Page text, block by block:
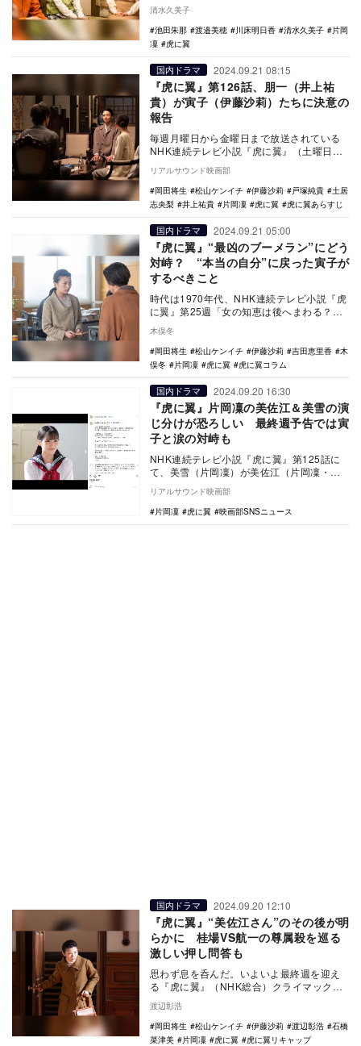
んで弁護士となり、一旦は法曹界から離
れ、再び裁判…
清水久美子
池田朱那
渡邉美穂 川床明日香 清水久美子
片岡
凜
虎に翼
国内ドラマ 2024.09.21 08:15
『虎に翼』第126話、朋一（井上祐
貴）が寅子（伊藤沙莉）たちに決意の
報告
毎週月曜日から金曜日まで放送されている
NHK連続テレビ小説『虎に翼』（土曜日は1
週間の振り返り）。9月23日放送の第126話
では…
リアルサウンド映画部
岡田将生
松山ケンイチ 伊藤沙莉 戸塚純貴
土居
志央梨
井上祐貴 片岡凜 虎に翼 虎に翼あらすじ
国内ドラマ 2024.09.21 05:00
『虎に翼』“最凶のブーメラン”にどう
対峙？ “本当の自分”に戻った寅子が
するべきこと
時代は1970年代、NHK連続テレビ小説『虎
に翼』第25週「女の知恵は後へまわる？」
周回っ…
木俣冬
岡田将生
松山ケンイチ 伊藤沙莉 吉田恵里香
木
俣冬
片岡凜 虎に翼 虎に翼コラム
国内ドラマ 2024.09.20 16:30
『虎に翼』片岡凜の美佐江＆美雪の演
じ分けが恐ろしい 最終週予告では寅
子と涙の対峙も
NHK連続テレビ小説『虎に翼』第125話に
て、美雪（片岡凜）が美佐江（片岡凜・二
役）の娘であることが明らかになった。
『虎に…
リアルサウンド映画部
片岡凜
虎に翼 映画部SNSニュース
国内ドラマ 2024.09.20 12:10
『虎に翼』“美佐江さん”のその後が明
らかに 桂場VS航一の尊属殺を巡る
激しい押し問答も
思わず息を呑んだ。いよいよ最終週を迎え
る『虎に翼』（NHK総合）クライマックス
前の第125話。そのエピソードの濃厚さとコ
ントラス…
渡辺彰浩
岡田将生
松山ケンイチ 伊藤沙莉 渡辺彰浩
石橋
菜津美
片岡凜 虎に翼 虎に翼リキャップ